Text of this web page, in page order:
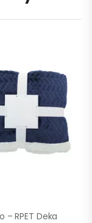
– RPET Deka